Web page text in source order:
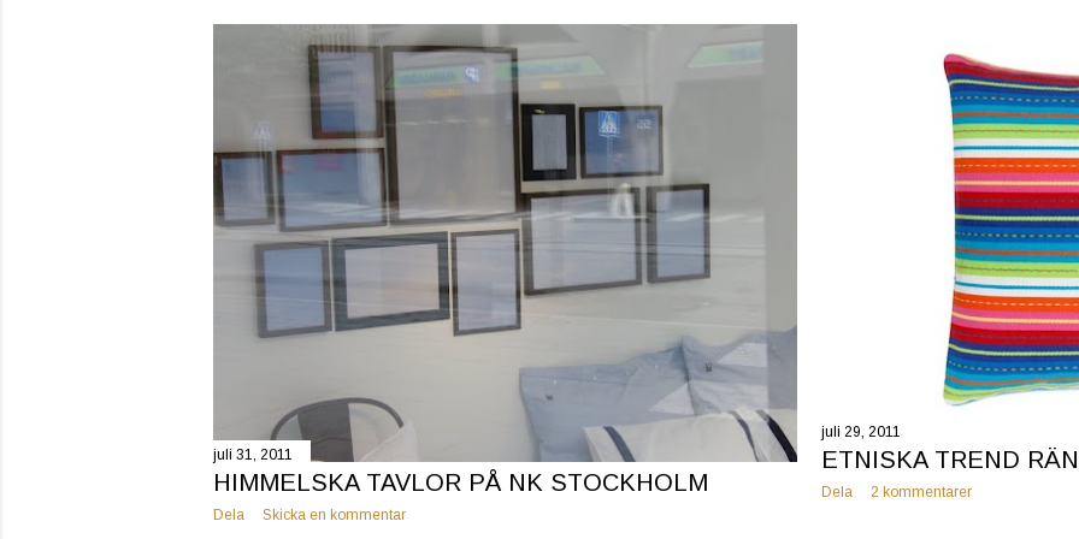
g
g
juli 31, 2011
HIMMELSKA TAVLOR PÅ NK STOCKHOLM
Dela Skicka en kommentar
juli 29, 2011
ETNISKA TREND
Dela 2 kommentarer